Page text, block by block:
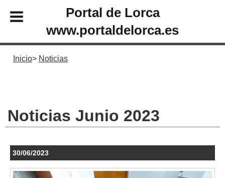
Portal de Lorca
www.portaldelorca.es
Inicio Noticias
Noticias Junio 2023
30/06/2023